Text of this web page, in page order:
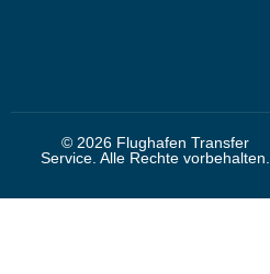
© 2026 Flughafen Transfer
Service. Alle Rechte vorbehalten.